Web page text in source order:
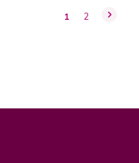
Paginering
Huidige
1 Pagina
2